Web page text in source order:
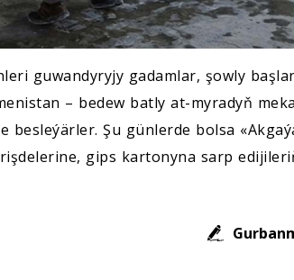
guwandyryjy gadamlar, şowly
– bedew batly at-myradyň
Şu günlerde bolsa
gips kartonyna sarp